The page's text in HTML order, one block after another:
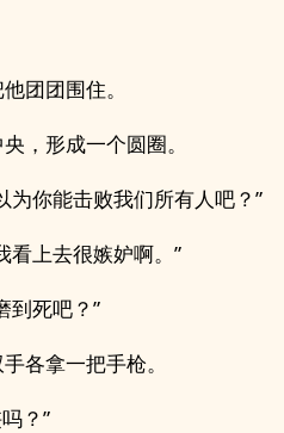
团团围住。
，形成一个圆圈。
为你能击败我们所有人吧？”
看上去很嫉妒啊。”
到死吧？”
各拿一把手枪。
？”